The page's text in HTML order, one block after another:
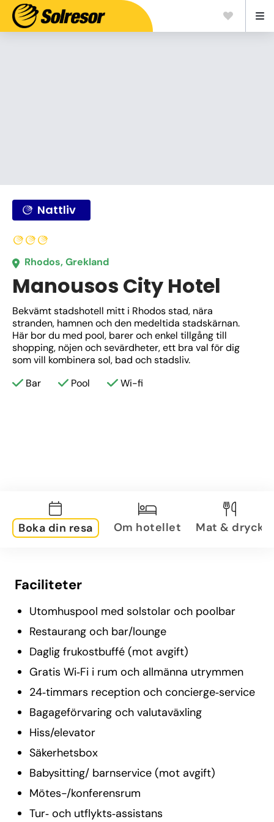
Nattliv
Rhodos, Grekland
Manousos City Hotel
Bekvämt stadshotell mitt i Rhodos stad, nära
stranden, hamnen och den medeltida stadskärnan.
Här bor du med pool, barer och enkel tillgång till
shopping, nöjen och sevärdheter, ett bra val för dig
som vill kombinera sol, bad och stadsliv.
Bar
Pool Wi-fi
Boka din resa Om hotellet Mat & dryck
Faciliteter
Utomhuspool med solstolar och poolbar
Restaurang och bar/lounge
Daglig frukostbuffé (mot avgift)
Gratis Wi‑Fi i rum och allmänna utrymmen
24‑timmars reception och concierge‑service
Bagageförvaring och valutaväxling
Hiss/elevator
Säkerhetsbox
Babysitting/ barnservice (mot avgift)
Mötes-/konferensrum
Tur‑ och utflykts‑assistans